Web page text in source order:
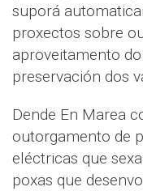
suporá
proxectos sobre
aproveitamento
preservación dos
Dende En Marea
outorgamento de
eléctricas que
poxas que